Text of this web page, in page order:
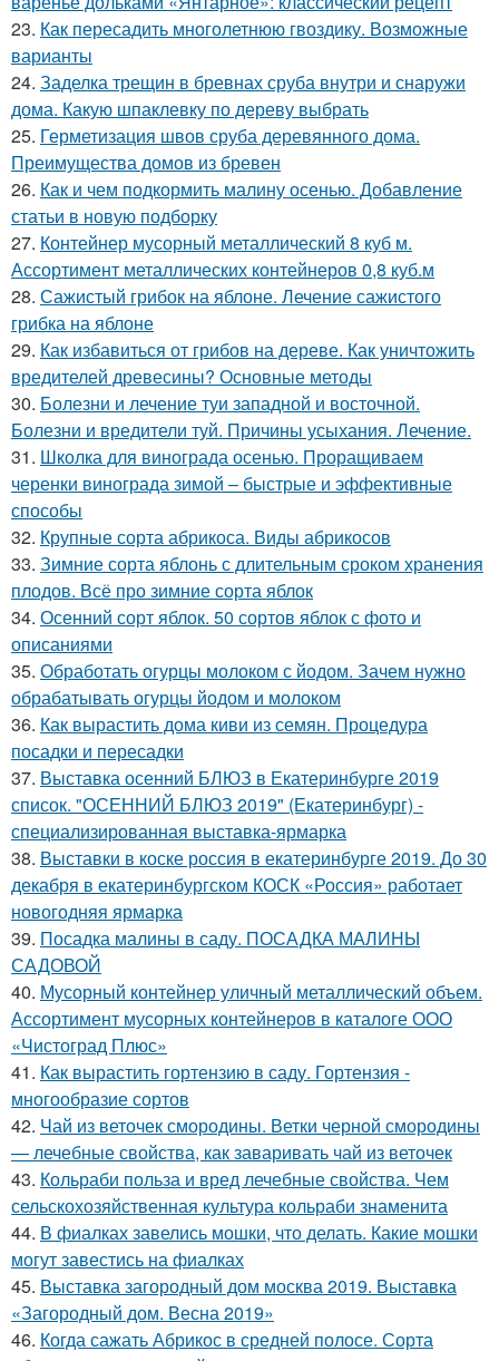
23. Как пересадить многолетнюю гвоздику. Возможные
варианты
24. Заделка трещин в бревнах сруба внутри и снаружи
дома. Какую шпаклевку по дереву выбрать
25. Герметизация швов сруба деревянного дома.
Преимущества домов из бревен
26. Как и чем подкормить малину осенью. Добавление
статьи в новую подборку
27. Контейнер мусорный металлический 8 куб м.
Ассортимент металлических контейнеров 0,8 куб.м
28. Сажистый грибок на яблоне. Лечение сажистого
грибка на яблоне
29. Как избавиться от грибов на дереве. Как уничтожить
вредителей древесины? Основные методы
30. Болезни и лечение туи западной и восточной.
Болезни и вредители туй. Причины усыхания. Лечение.
31. Школка для винограда осенью. Проращиваем
черенки винограда зимой – быстрые и эффективные
способы
32. Крупные сорта абрикоса. Виды абрикосов
33. Зимние сорта яблонь с длительным сроком хранения
плодов. Всё про зимние сорта яблок
34. Осенний сорт яблок. 50 сортов яблок с фото и
описаниями
35. Обработать огурцы молоком с йодом. Зачем нужно
обрабатывать огурцы йодом и молоком
36. Как вырастить дома киви из семян. Процедура
посадки и пересадки
37. Выставка осенний БЛЮЗ в Екатеринбурге 2019
список. "ОСЕННИЙ БЛЮЗ 2019" (Екатеринбург) -
специализированная выставка-ярмарка
38. Выставки в коске россия в екатеринбурге 2019. До 30
декабря в екатеринбургском КОСК «Россия» работает
новогодняя ярмарка
39. Посадка малины в саду. ПОСАДКА МАЛИНЫ
САДОВОЙ
40. Мусорный контейнер уличный металлический объем.
Ассортимент мусорных контейнеров в каталоге ООО
«Чистоград Плюс»
41. Как вырастить гортензию в саду. Гортензия -
многообразие сортов
42. Чай из веточек смородины. Ветки черной смородины
— лечебные свойства, как заваривать чай из веточек
43. Кольраби польза и вред лечебные свойства. Чем
сельскохозяйственная культура кольраби знаменита
44. В фиалках завелись мошки, что делать. Какие мошки
могут завестись на фиалках
45. Выставка загородный дом москва 2019. Выставка
«Загородный дом. Весна 2019»
46. Когда сажать Абрикос в средней полосе. Сорта